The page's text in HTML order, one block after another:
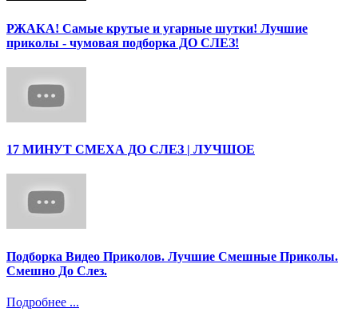
РЖАКА! Самые крутые и угарные шутки! Лучшие
приколы - чумовая подборка ДО СЛЕЗ!
17 МИНУТ СМЕХА ДО СЛЕЗ | ЛУЧШОЕ
Подборка Видео Приколов. Лучшие Смешные Приколы.
Смешно До Слез.
Подробнее ...